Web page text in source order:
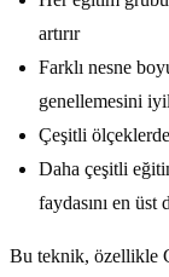
artırır
Farklı nesne
genellemesini
Çeşitli
Daha çeşitli
faydasını en üst
Bu teknik, özellikle